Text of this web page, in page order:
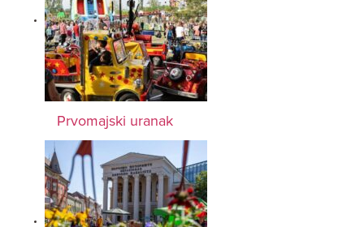
Prvomajski uranak